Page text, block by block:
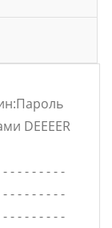
DEEEER
- - - - - - - -
- - - - - - - -
- - - - - - - -